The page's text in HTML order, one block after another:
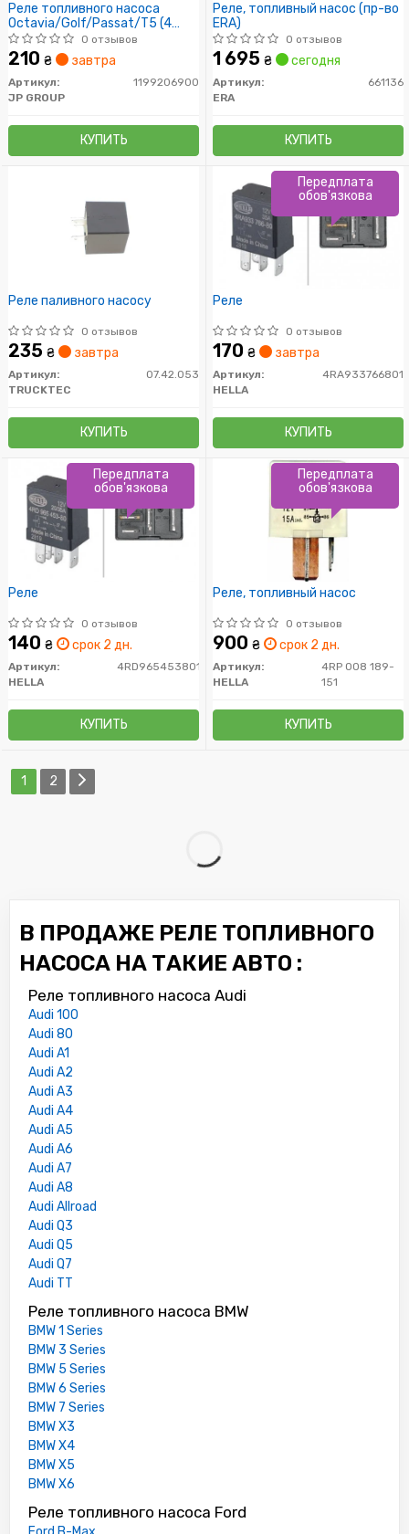
Реле топливного насоса
Octavia/Golf/Passat/T5 (4
конт.)
0 отзывов
210 ₴ завтра
Артикул:
1199206900
JP GROUP
КУПИТЬ
Реле, топливный насос (пр-во
ERA)
0 отзывов
1 695 ₴ сегодня
Артикул:
661136
ERA
КУПИТЬ
Реле паливного насосу
0 отзывов
235 ₴ завтра
Артикул:
07.42.053
TRUCKTEC
КУПИТЬ
Реле
0 отзывов
170 ₴ завтра
Артикул:
4RA933766801
HELLA
КУПИТЬ
Передплата
обов'язкова
Реле
0 отзывов
140 ₴ срок 2 дн.
Артикул:
4RD965453801
HELLA
КУПИТЬ
Передплата
обов'язкова
Реле, топливный насос
0 отзывов
900 ₴ срок 2 дн.
Артикул:
4RP 008 189-
151
HELLA
КУПИТЬ
Передплата
обов'язкова
1 2
В ПРОДАЖЕ РЕЛЕ ТОПЛИВНОГО
НАСОСА НА ТАКИЕ АВТО :
Реле топливного насоса Audi
Audi 100
Audi 80
Audi A1
Audi A2
Audi A3
Audi A4
Audi A5
Audi A6
Audi A7
Audi A8
Audi Allroad
Audi Q3
Audi Q5
Audi Q7
Audi TT
Реле топливного насоса BMW
BMW 1 Series
BMW 3 Series
BMW 5 Series
BMW 6 Series
BMW 7 Series
BMW X3
BMW X4
BMW X5
BMW X6
Реле топливного насоса Ford